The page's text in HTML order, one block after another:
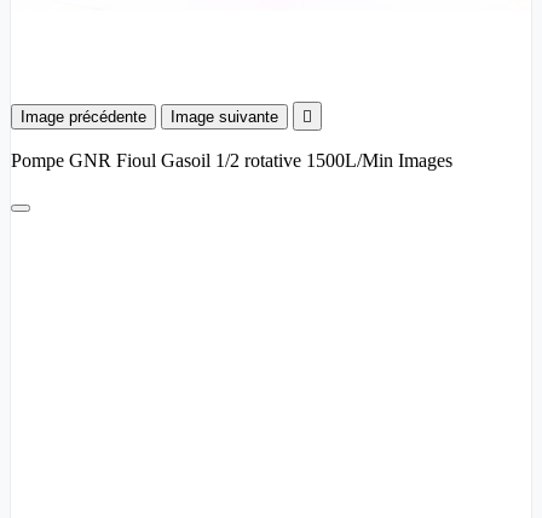
Image précédente Image suivante 
Pompe GNR Fioul Gasoil 1/2 rotative 1500L/Min Images